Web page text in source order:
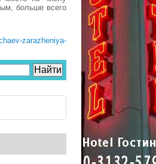
больше всего
zarazheniya-